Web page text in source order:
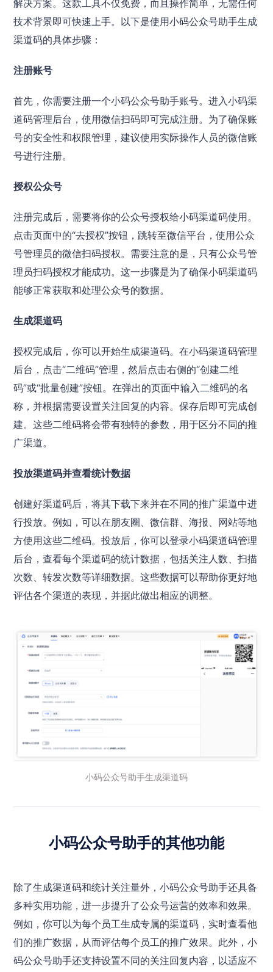
解决方案。这款工具不仅免费，而且操作简单，无需任何
技术背景即可快速上手。以下是使用小码公众号助手生成
渠道码的具体步骤：
注册账号
首先，你需要注册一个小码公众号助手账号。进入小码渠
道码管理后台，使用微信扫码即可完成注册。为了确保账
号的安全性和权限管理，建议使用实际操作人员的微信账
号进行注册。
授权公众号
注册完成后，需要将你的公众号授权给小码渠道码使用。
点击页面中的“去授权”按钮，跳转至微信平台，使用公众
号管理员的微信扫码授权。需要注意的是，只有公众号管
理员扫码授权才能成功。这一步骤是为了确保小码渠道码
能够正常获取和处理公众号的数据。
生成渠道码
授权完成后，你可以开始生成渠道码。在小码渠道码管理
后台，点击“二维码”管理，然后点击右侧的“创建二维
码”或“批量创建”按钮。在弹出的页面中输入二维码的名
称，并根据需要设置关注回复的内容。保存后即可完成创
建。这些二维码将会带有独特的参数，用于区分不同的推
广渠道。
投放渠道码并查看统计数据
创建好渠道码后，将其下载下来并在不同的推广渠道中进
行投放。例如，可以在朋友圈、微信群、海报、网站等地
方使用这些二维码。投放后，你可以登录小码渠道码管理
后台，查看每个渠道码的统计数据，包括关注人数、扫描
次数、转发次数等详细数据。这些数据可以帮助你更好地
评估各个渠道的表现，并据此做出相应的调整。
小码公众号助手生成渠道码
小码公众号助手的其他功能
除了生成渠道码和统计关注量外，小码公众号助手还具备
多种实用功能，进一步提升了公众号运营的效率和效果。
例如，你可以为每个员工生成专属的渠道码，实时查看他
们的推广数据，从而评估每个员工的推广效果。此外，小
码公众号助手还支持设置不同的关注回复内容，以适应不